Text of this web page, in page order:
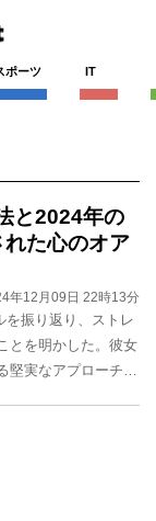
ポーツ IT
と2024年の
た心のオア
年12月09日 22時13分
を振り返り、ストレ
とを明かした。彼女
堅実なアプローチが